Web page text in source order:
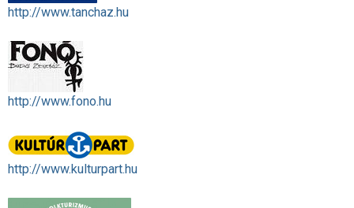
http://www.tanchaz.hu
http://www.fono.hu
http://www.kulturpart.hu